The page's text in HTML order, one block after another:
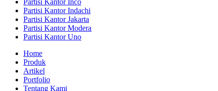
Partisi Kantor Indachi
Partisi Kantor Jakarta
Partisi Kantor Modera
Partisi Kantor Uno
Home
Produk
Artikel
Portfolio
Tentang Kami